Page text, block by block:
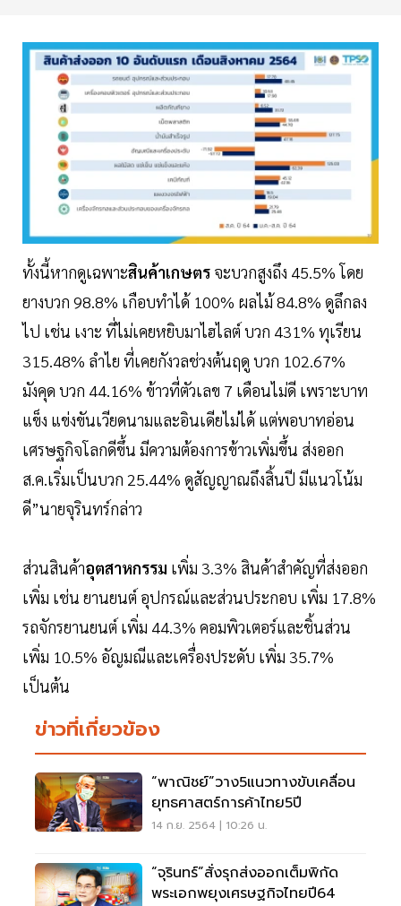
ทั้งนี้หากดูเฉพาะสินค้าเกษตร จะบวกสูงถึง 45.5% โดย
ยางบวก 98.8% เกือบทำได้ 100% ผลไม้ 84.8% ดูลึกลง
ไป เช่น เงาะ ที่ไม่เคยหยิบมาไฮไลต์ บวก 431% ทุเรียน
315.48% ลำไย ที่เคยกังวลช่วงต้นฤดู บวก 102.67%
มังคุด บวก 44.16% ข้าวที่ตัวเลข 7 เดือนไม่ดี เพราะบาท
แข็ง แข่งขันเวียดนามและอินเดียไม่ได้ แต่พอบาทอ่อน
เศรษฐกิจโลกดีขึ้น มีความต้องการข้าวเพิ่มขึ้น ส่งออก
ส.ค.เริ่มเป็นบวก 25.44% ดูสัญญาณถึงสิ้นปี มีแนวโน้ม
ดี”นายจุรินทร์กล่าว
ส่วนสินค้าอุตสาหกรรม เพิ่ม 3.3% สินค้าสำคัญที่ส่งออก
เพิ่ม เช่น ยานยนต์ อุปกรณ์และส่วนประกอบ เพิ่ม 17.8%
รถจักรยานยนต์ เพิ่ม 44.3% คอมพิวเตอร์และชิ้นส่วน
เพิ่ม 10.5% อัญมณีและเครื่องประดับ เพิ่ม 35.7%
เป็นต้น
ข่าวที่เกี่ยวข้อง
“พาณิชย์”วาง5แนวทางขับเคลื่อน
ยุทธศาสตร์การค้าไทย5ปี
14 ก.ย. 2564 | 10:26 น.
“จุรินทร์”สั่งรุกส่งออกเต็มพิกัด
พระเอกพยุงเศรษฐกิจไทยปี64